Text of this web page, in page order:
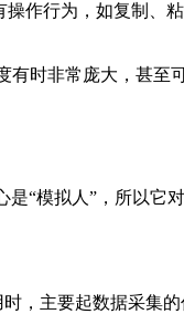
操作行为，如复制、
时非常庞大，甚至
“模拟人”，所以它
，主要起数据采集